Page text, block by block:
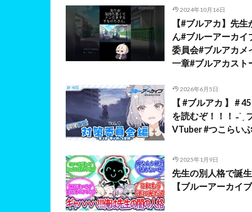
2024年10月16日
【#ブルアカ】先
ん#ブルーアーカ
委員会#ブルアカメ
一章#ブルアカスト
2026年6月5日
【 #ブルアカ 】 #
を読むぞ！！！ ˗ˋˏ
VTuber #つこらいぶ
2025年1月9日
先生の別人格で誕
【ブルーアーカイ